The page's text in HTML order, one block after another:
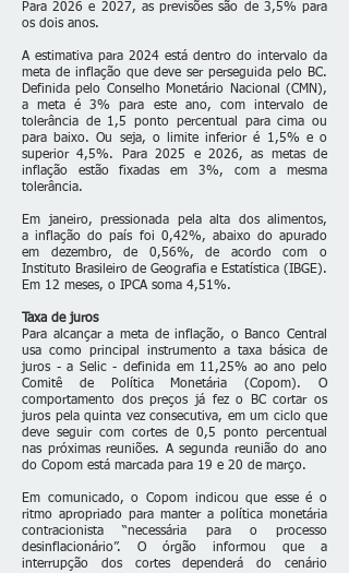
Para 2026 e 2027, as previsões são de 3,5% para
os dois anos.
A estimativa para 2024 está dentro do intervalo da
meta de inflação que deve ser perseguida pelo BC.
Definida pelo Conselho Monetário Nacional (CMN),
a meta é 3% para este ano, com intervalo de
tolerância de 1,5 ponto percentual para cima ou
para baixo. Ou seja, o limite inferior é 1,5% e o
superior 4,5%. Para 2025 e 2026, as metas de
inflação estão fixadas em 3%, com a mesma
tolerância.
Em janeiro, pressionada pela alta dos alimentos,
ainflação do país foi 0,42%, abaixo do apurado
em dezembro, de 0,56%, de acordo com o
Instituto Brasileiro de Geografia e Estatística (IBGE).
Em 12 meses, o IPCA soma 4,51%.
Taxa de juros
Para alcançar a meta de inflação, o Banco Central
usa como principal instrumento a taxa básica de
juros - a Selic - definida em 11,25% ao ano pelo
Comitê de Política Monetária (Copom). O
comportamento dos preços já fez o BC cortar os
juros pela quinta vez consecutiva, em um ciclo que
deve seguir com cortes de 0,5 ponto percentual
nas próximas reuniões. A segunda reunião do ano
do Copom está marcada para 19 e 20 de março.
Em comunicado, o Copom indicou que esse é o
ritmo apropriado para manter a política monetária
contracionista “necessária para o processo
desinflacionário”. O órgão informou que a
interrupção dos cortes dependerá do cenário